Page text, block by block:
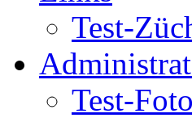
Test-
Test-